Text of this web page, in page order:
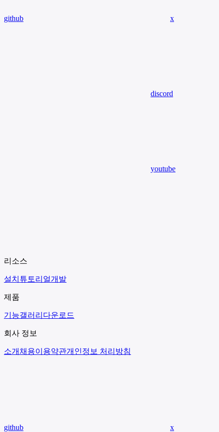
github x
discord
youtube
리소스
설치 튜토리얼개발
제품
기능갤러리 다운로드
회사 정보
소개 채용이용약관개인정보 처리방침
github x